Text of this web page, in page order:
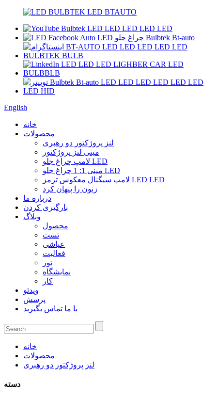
English
خانه
محصولات
لنز پروژکتور دو رهبری
مینی لنز پروژکتور
لامپ چراغ جلو LED
مینی 1: 1 چراغ جلو LED
لامپ سیگنال معکوس ترمز LED LED
زنون را پنهان کرد
درباره ما
بارگیری کردن
وبلاگ
محصول
تست
عیاشی
فعالیت
تور
نمایشگاه
کار
ویدئو
پرسش
با ما تماس بگیرید
خانه
محصولات
لنز پروژکتور دو رهبری
دسته